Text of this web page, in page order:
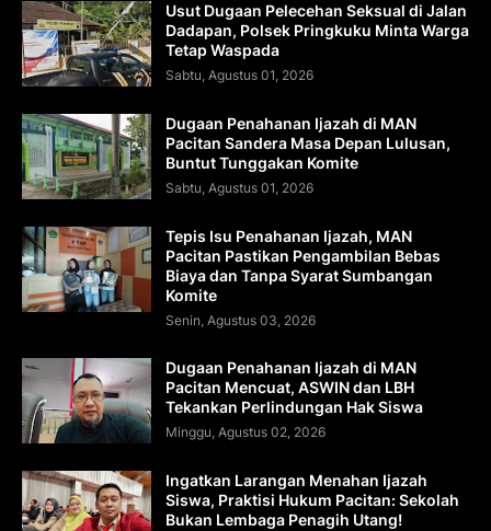
Usut Dugaan Pelecehan Seksual di Jalan
Dadapan, Polsek Pringkuku Minta Warga
Tetap Waspada
Sabtu, Agustus 01, 2026
Dugaan Penahanan Ijazah di MAN
Pacitan Sandera Masa Depan Lulusan,
Buntut Tunggakan Komite
Sabtu, Agustus 01, 2026
Tepis Isu Penahanan Ijazah, MAN
Pacitan Pastikan Pengambilan Bebas
Biaya dan Tanpa Syarat Sumbangan
Komite
Senin, Agustus 03, 2026
Dugaan Penahanan Ijazah di MAN
Pacitan Mencuat, ASWIN dan LBH
Tekankan Perlindungan Hak Siswa
Minggu, Agustus 02, 2026
Ingatkan Larangan Menahan Ijazah
Siswa, Praktisi Hukum Pacitan: Sekolah
Bukan Lembaga Penagih Utang!